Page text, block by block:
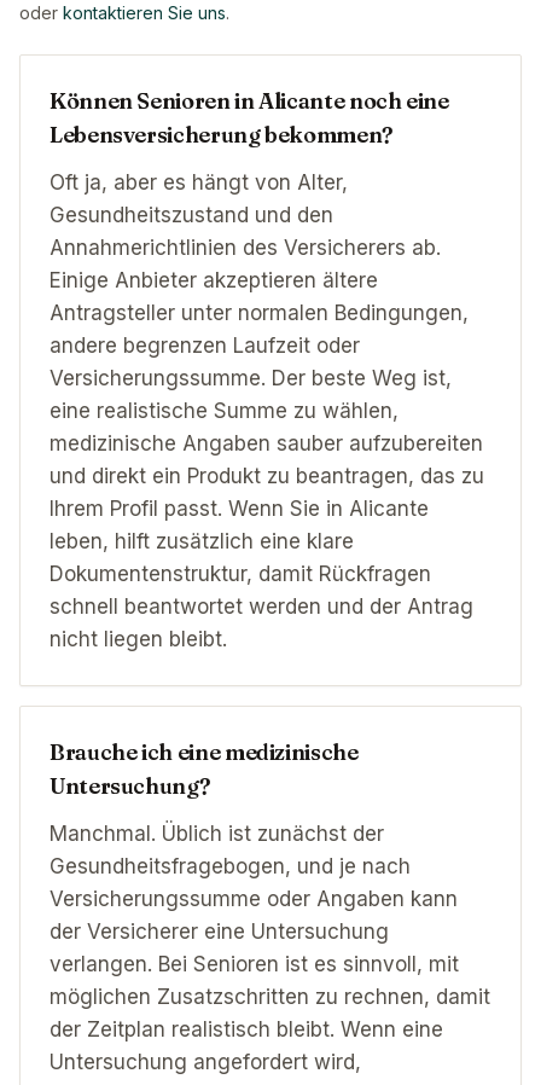
oder kontaktieren Sie uns.
Können Senioren in Alicante noch eine
Lebensversicherung bekommen?
Oft ja, aber es hängt von Alter,
Gesundheitszustand und den
Annahmerichtlinien des Versicherers ab.
Einige Anbieter akzeptieren ältere
Antragsteller unter normalen Bedingungen,
andere begrenzen Laufzeit oder
Versicherungssumme. Der beste Weg ist,
eine realistische Summe zu wählen,
medizinische Angaben sauber aufzubereiten
und direkt ein Produkt zu beantragen, das zu
Ihrem Profil passt. Wenn Sie in Alicante
leben, hilft zusätzlich eine klare
Dokumentenstruktur, damit Rückfragen
schnell beantwortet werden und der Antrag
nicht liegen bleibt.
Brauche ich eine medizinische
Untersuchung?
Manchmal. Üblich ist zunächst der
Gesundheitsfragebogen, und je nach
Versicherungssumme oder Angaben kann
der Versicherer eine Untersuchung
verlangen. Bei Senioren ist es sinnvoll, mit
möglichen Zusatzschritten zu rechnen, damit
der Zeitplan realistisch bleibt. Wenn eine
Untersuchung angefordert wird,